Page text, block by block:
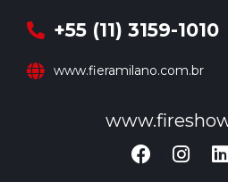
+55 (11) 3159-1010
www.fieramilano.com.br